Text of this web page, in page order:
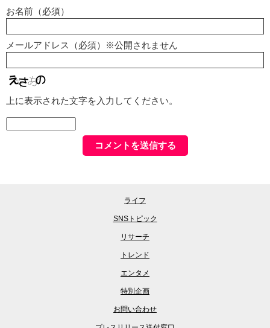
お名前（必須）
メールアドレス（必須）※公開されません
上に表示された文字を入力してください。
ライフ
SNSトピック
リサーチ
トレンド
エンタメ
特別企画
お問い合わせ